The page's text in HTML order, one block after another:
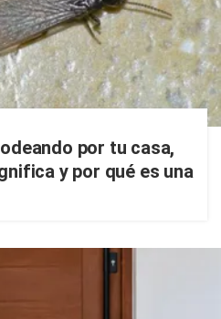
por tu casa,
y por qué es una